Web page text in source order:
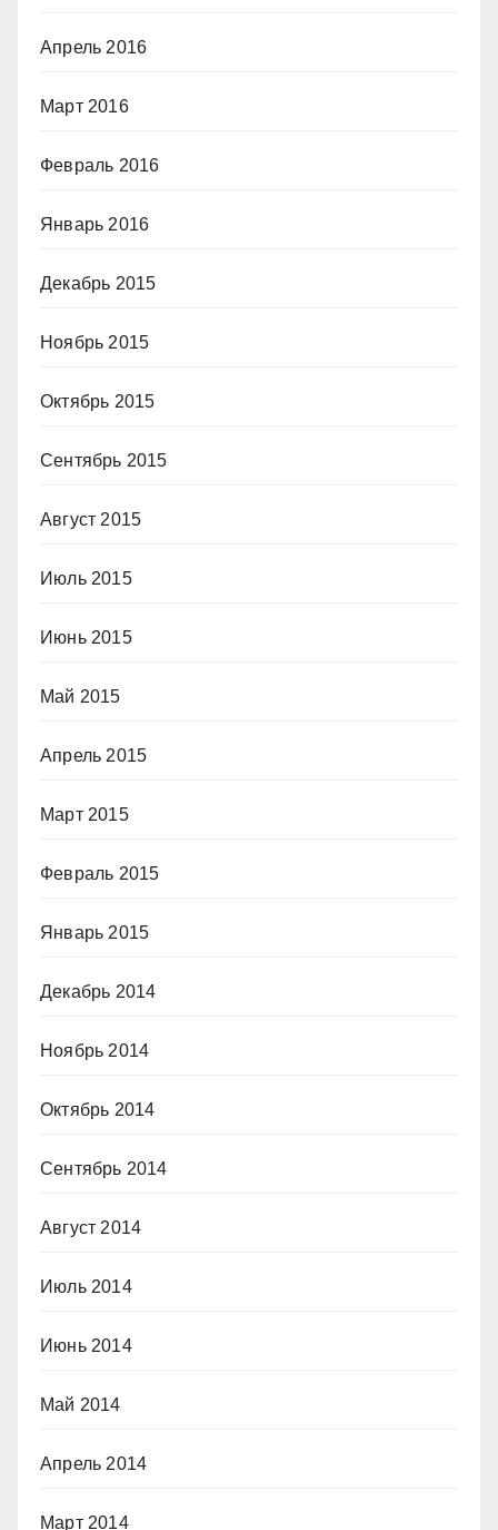
Апрель 2016
Март 2016
Февраль 2016
Январь 2016
Декабрь 2015
Ноябрь 2015
Октябрь 2015
Сентябрь 2015
Август 2015
Июль 2015
Июнь 2015
Май 2015
Апрель 2015
Март 2015
Февраль 2015
Январь 2015
Декабрь 2014
Ноябрь 2014
Октябрь 2014
Сентябрь 2014
Август 2014
Июль 2014
Июнь 2014
Май 2014
Апрель 2014
Март 2014